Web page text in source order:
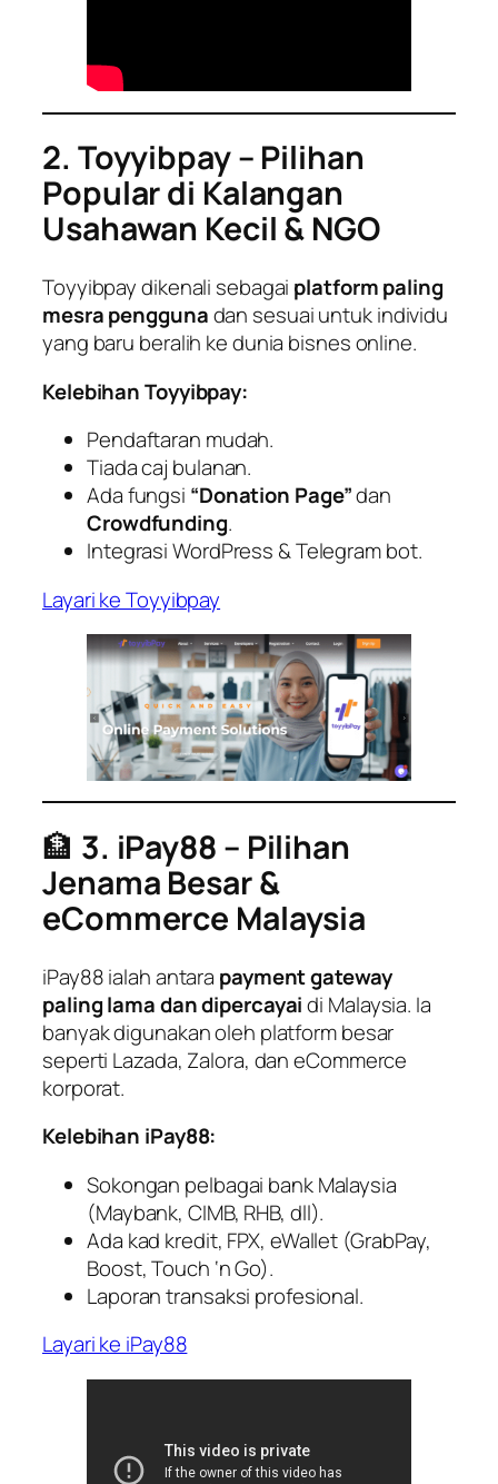
2. Toyyibpay – Pilihan
Popular di Kalangan
Usahawan Kecil & NGO
Toyyibpay dikenali sebagai platform paling
mesra penggunadan sesuai untuk individu
yang baru beralih ke dunia bisnes online.
Kelebihan Toyyibpay:
Pendaftaran mudah.
Tiada caj bulanan.
Ada fungsi “Donation Page”dan
Crowdfunding.
Integrasi WordPress & Telegram bot.
Layari ke Toyyibpay
🏦 3. iPay88 – Pilihan
Jenama Besar &
eCommerce Malaysia
iPay88 ialah antara payment gateway
paling lama dan dipercayaidi Malaysia. Ia
banyak digunakan oleh platform besar
seperti Lazada, Zalora, dan eCommerce
korporat.
Kelebihan iPay88:
Sokongan pelbagai bank Malaysia
(Maybank, CIMB, RHB, dll).
Ada kad kredit, FPX, eWallet (GrabPay,
Boost, Touch ‘n Go).
Laporan transaksi profesional.
Layari ke iPay88